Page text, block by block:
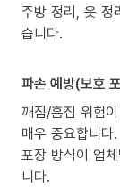
주방 정리, 옷 정
습니다.
파손 예방(보호
깨짐/흠집 위험
매우 중요합니다.
포장 방식이 업
니다.